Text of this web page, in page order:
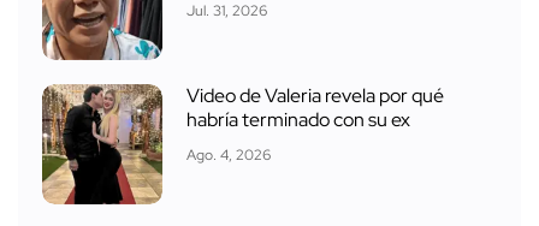
Jul. 31, 2026
Video de Valeria revela por qué
habría terminado con su ex
Ago. 4, 2026